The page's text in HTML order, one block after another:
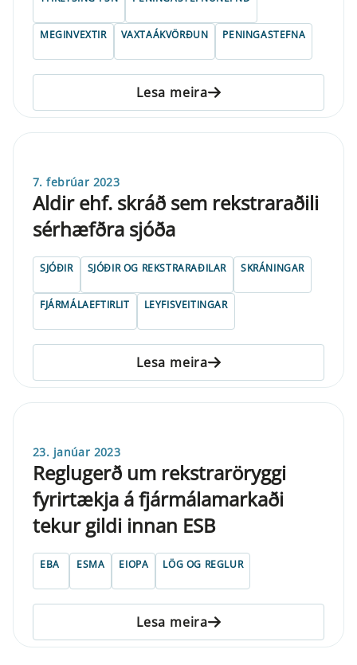
MEGINVEXTIR VAXTAÁKVÖRÐUN PENINGASTEFNA
Lesa meira
7. febrúar 2023
Aldir ehf. skráð sem rekstraraðili
sérhæfðra sjóða
SJÓÐIR SJÓÐIR OG REKSTRARAÐILAR SKRÁNINGAR
FJÁRMÁLAEFTIRLIT LEYFISVEITINGAR
Lesa meira
23. janúar 2023
Reglugerð um rekstraröryggi
fyrirtækja á fjármálamarkaði
tekur gildi innan ESB
EBA ESMA EIOPA LÖG OG REGLUR
Lesa meira